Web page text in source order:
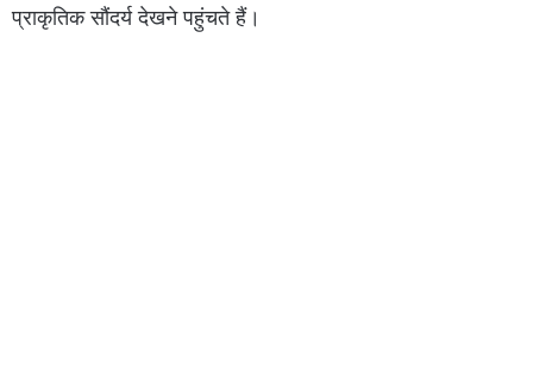
प्राकृतिक सौंदर्य देखने पहुंचते हैं।